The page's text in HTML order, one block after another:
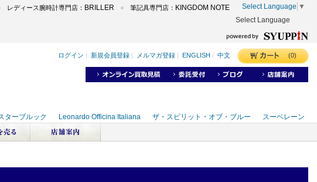
レディース腕時計専門店： BRILLER 筆記具専門店： KINGDOM NOTE Select Language ▼
Select Language